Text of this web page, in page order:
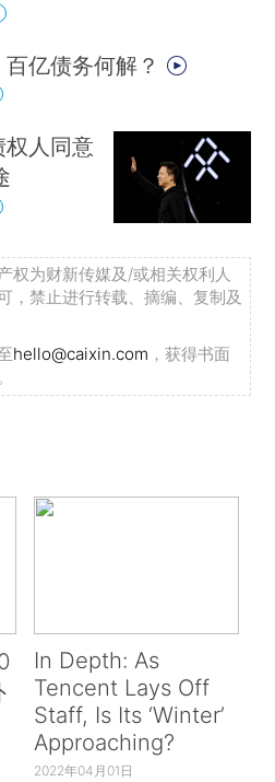
亿债务何解？
权人同意
权为财新传媒及/或相关权利人
，禁止进行转载、摘编、复制及
hello@caixin.com ，获得书面
In Depth: As
Tencent Lays Off
Staff, Is Its ‘Winter’
Approaching?
2022年04月01日